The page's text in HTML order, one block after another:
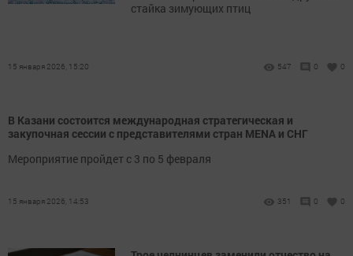
стайка зимующих птиц
15 января 2026, 15:20 547 0 0
В Казани состоится международная стратегическая и
закупочная сессии с представителями стран MENA и СНГ
Мероприятие пройдет с 3 по 5 февраля
15 января 2026, 14:53 351 0 0